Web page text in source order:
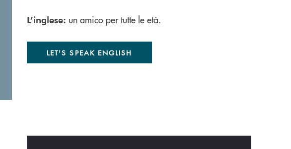
L’inglese: un amico per tutte le età.
LET'S SPEAK ENGLISH